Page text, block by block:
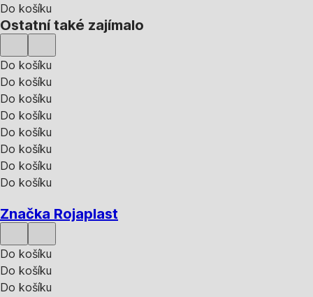
Do košíku
Ostatní také zajímalo
Do košíku
Do košíku
Do košíku
Do košíku
Do košíku
Do košíku
Do košíku
Do košíku
Značka Rojaplast
Do košíku
Do košíku
Do košíku